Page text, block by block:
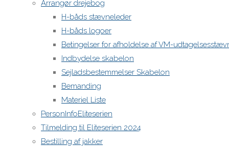
Arrangør drejebog
H-båds stævneleder
H-båds logoer
Betingelser for afholdelse af VM-
Indbydelse skabelon
Sejladsbestemmelser Skabelon
Bemanding
Materiel Liste
PersonInfoEliteserien
Tilmelding til Eliteserien 2024
Bestilling af jakker